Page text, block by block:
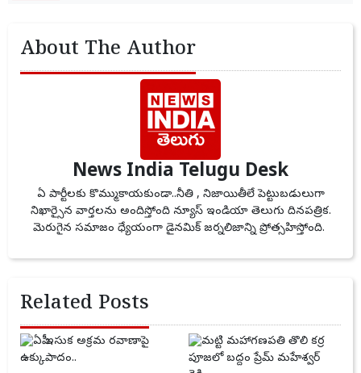
About The Author
News India Telugu Desk
ఏ పార్టీలకు కొమ్ముకాయకుండా..నీతి , నిజాయితీలే పెట్టుబడులుగా
నిఖార్సైన వార్తలను అందిస్తోంది న్యూస్ ఇండియా తెలుగు దినపత్రిక.
మెరుగైన సమాజం ధ్యేయంగా డైనమిక్ జర్నలిజాన్ని ప్రోత్సహిస్తోంది.
Related Posts